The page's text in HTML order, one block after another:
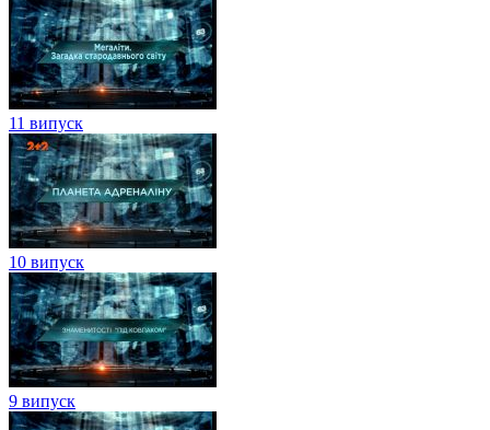
11 випуск
10 випуск
9 випуск